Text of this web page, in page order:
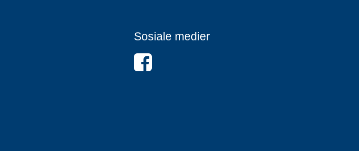
Sosiale medier